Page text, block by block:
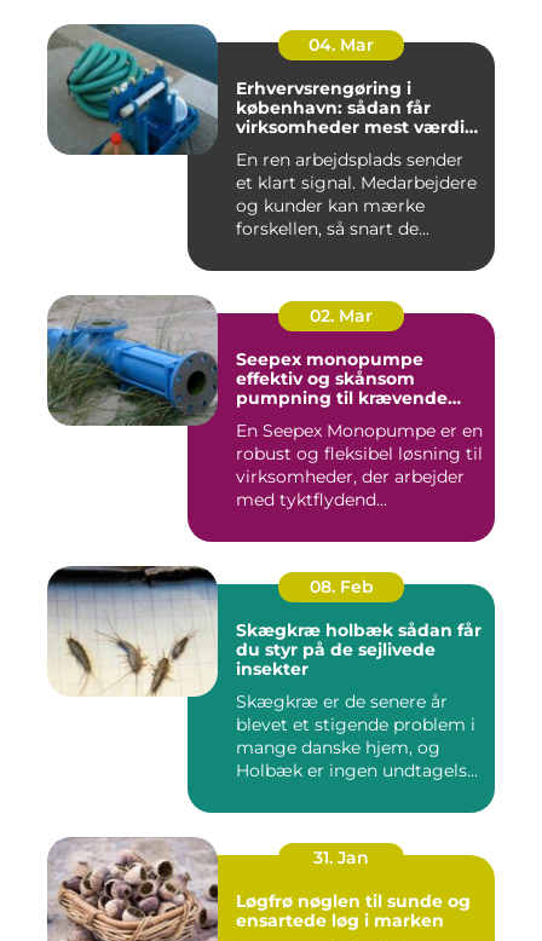
04. Mar
Erhvervsrengøring i
københavn: sådan får
virksomheder mest værdi
En ren arbejdsplads sender
et klart signal. Medarbejdere
og kunder kan mærke
forskellen, så snart de...
02. Mar
Seepex monopumpe
effektiv og skånsom
pumpning til krævende
En Seepex Monopumpe er en
robust og fleksibel løsning til
virksomheder, der arbejder
med tyktflydend...
08. Feb
Skægkræ holbæk sådan får
du styr på de sejlivede
insekter
Skægkræ er de senere år
blevet et stigende problem i
mange danske hjem, og
Holbæk er ingen undtagels...
31. Jan
Løgfrø nøglen til sunde og
ensartede løg i marken